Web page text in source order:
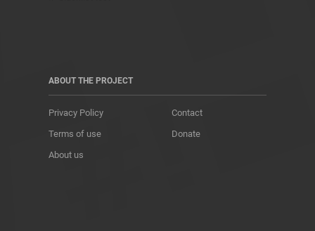
ABOUT THE PROJECT
Privacy Policy
Terms of use
About us
Contact
Donate